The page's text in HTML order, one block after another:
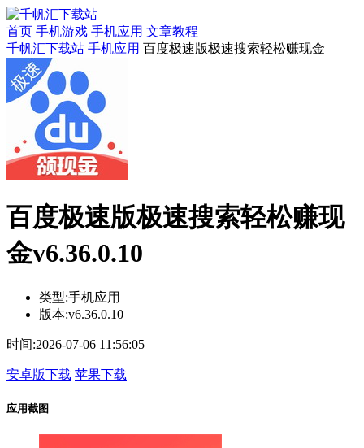
首页 手机游戏 手机应用 文章教程
千帆汇下载站 手机应用 百度极速版极速搜索轻松赚现金
百度极速版极速搜索轻松赚现
金v6.36.0.10
类型:手机应用
版本:v6.36.0.10
时间:2026-07-06 11:56:05
安卓版下载 苹果下载
应用截图